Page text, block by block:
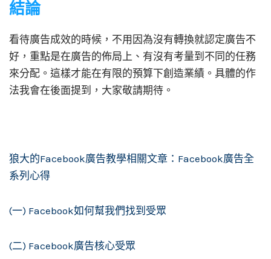
結論
看待廣告成效的時候，不用因為沒有轉換就認定廣告不
好，重點是在廣告的佈局上、有沒有考量到不同的任務
來分配。這樣才能在有限的預算下創造業績。具體的作
法我會在後面提到，大家敬請期待。
狼大的Facebook廣告教學相關文章：Facebook廣告全
系列心得
(一) Facebook如何幫我們找到受眾
(二) Facebook廣告核心受眾